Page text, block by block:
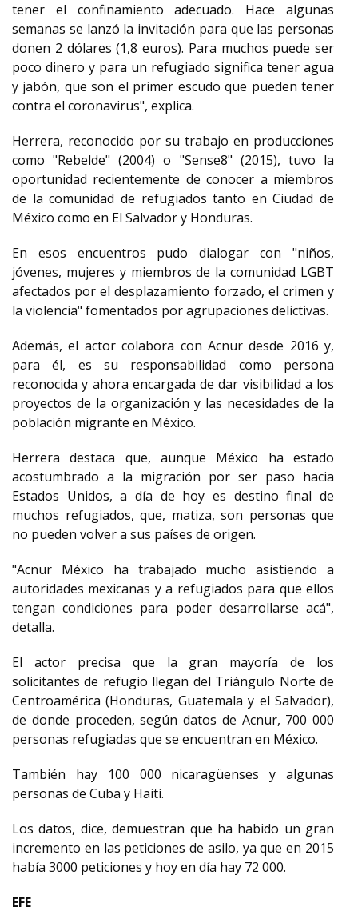
tener el confinamiento adecuado. Hace algunas
semanas se lanzó la invitación para que las personas
donen 2 dólares (1,8 euros). Para muchos puede ser
poco dinero y para un refugiado significa tener agua
y jabón, que son el primer escudo que pueden tener
contra el coronavirus", explica.
Herrera, reconocido por su trabajo en producciones
como "Rebelde" (2004) o "Sense8" (2015), tuvo la
oportunidad recientemente de conocer a miembros
de la comunidad de refugiados tanto en Ciudad de
México como en El Salvador y Honduras.
En esos encuentros pudo dialogar con "niños,
jóvenes, mujeres y miembros de la comunidad LGBT
afectados por el desplazamiento forzado, el crimen y
la violencia" fomentados por agrupaciones delictivas.
Además, el actor colabora con Acnur desde 2016 y,
para él, es su responsabilidad como persona
reconocida y ahora encargada de dar visibilidad a los
proyectos de la organización y las necesidades de la
población migrante en México.
Herrera destaca que, aunque México ha estado
acostumbrado a la migración por ser paso hacia
Estados Unidos, a día de hoy es destino final de
muchos refugiados, que, matiza, son personas que
no pueden volver a sus países de origen.
"Acnur México ha trabajado mucho asistiendo a
autoridades mexicanas y a refugiados para que ellos
tengan condiciones para poder desarrollarse acá",
detalla.
El actor precisa que la gran mayoría de los
solicitantes de refugio llegan del Triángulo Norte de
Centroamérica (Honduras, Guatemala y el Salvador),
de donde proceden, según datos de Acnur, 700 000
personas refugiadas que se encuentran en México.
También hay 100 000 nicaragüenses y algunas
personas de Cuba y Haití.
Los datos, dice, demuestran que ha habido un gran
incremento en las peticiones de asilo, ya que en 2015
había 3000 peticiones y hoy en día hay 72 000.
EFE